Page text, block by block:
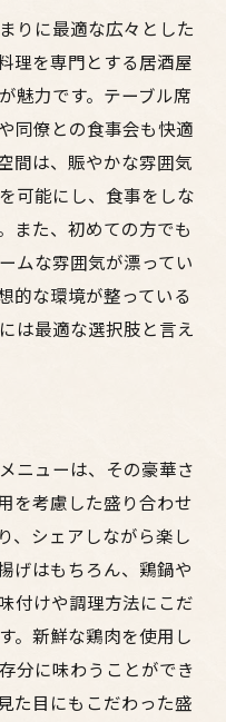
りに最適な広々とした
理を専門とする居酒屋
魅力です。テーブル席
同僚との食事会も快適
間は、賑やかな雰囲気
可能にし、食事をしな
また、初めての方でも
ムな雰囲気が漂ってい
的な環境が整っている
は最適な選択肢と言え
ニューは、その豪華さ
を考慮した盛り合わせ
、シェアしながら楽し
げはもちろん、鶏鍋や
付けや調理方法にこだ
。新鮮な鶏肉を使用し
分に味わうことができ
た目にもこだわった盛